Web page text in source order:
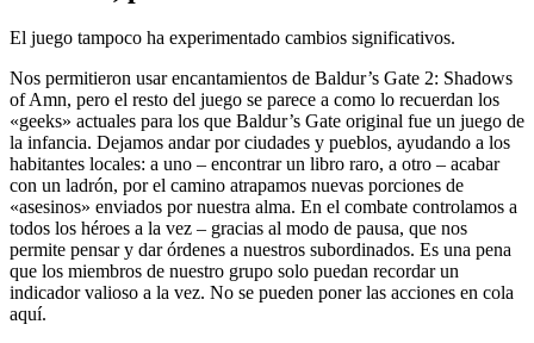
El juego tampoco ha experimentado cambios significativos.
Nos permitieron usar encantamientos de Baldur’s Gate 2: Shadows
of Amn, pero el resto del juego se parece a como lo recuerdan los
«geeks» actuales para los que Baldur’s Gate original fue un juego de
la infancia. Dejamos andar por ciudades y pueblos, ayudando a los
habitantes locales: a uno – encontrar un libro raro, a otro – acabar
con un ladrón, por el camino atrapamos nuevas porciones de
«asesinos» enviados por nuestra alma. En el combate controlamos a
todos los héroes a la vez – gracias al modo de pausa, que nos
permite pensar y dar órdenes a nuestros subordinados. Es una pena
que los miembros de nuestro grupo solo puedan recordar un
indicador valioso a la vez. No se pueden poner las acciones en cola
aquí.